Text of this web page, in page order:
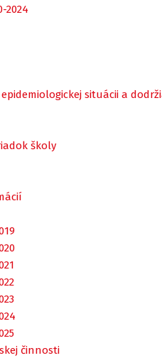
2024
situácii a
školy
činnosti